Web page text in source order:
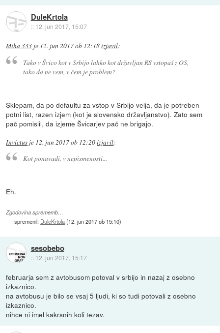
DuleKrtola
:: 12. jun 2017, 15:07
Miha 333 je 12. jun 2017 ob 12:18izjavil:
Tako v Švico kot v Srbijo lahko kot državljan RS vstopaš z OS,
tako da ne vem, v čem je problem?
Sklepam, da po defaultu za vstop v Srbijo velja, da je potreben
potni list, razen izjem (kot je slovensko državljanstvo). Zato sem
pač pomislil, da izjeme Švicarjev pač ne brigajo.
Invictus je 12. jun 2017 ob 12:20izjavil:
Kot ponavadi, v nepismenosti...
Eh.
Zgodovina sprememb…
spremenil: DuleKrtola(12. jun 2017 ob 15:10)
sesobebo
:: 12. jun 2017, 15:17
februarja sem z avtobusom potoval v srbijo in nazaj z osebno
izkaznico.
na avtobusu je bilo se vsaj 5 ljudi, ki so tudi potovali z osebno
izkaznico.
nihce ni imel kakrsnih koli tezav.